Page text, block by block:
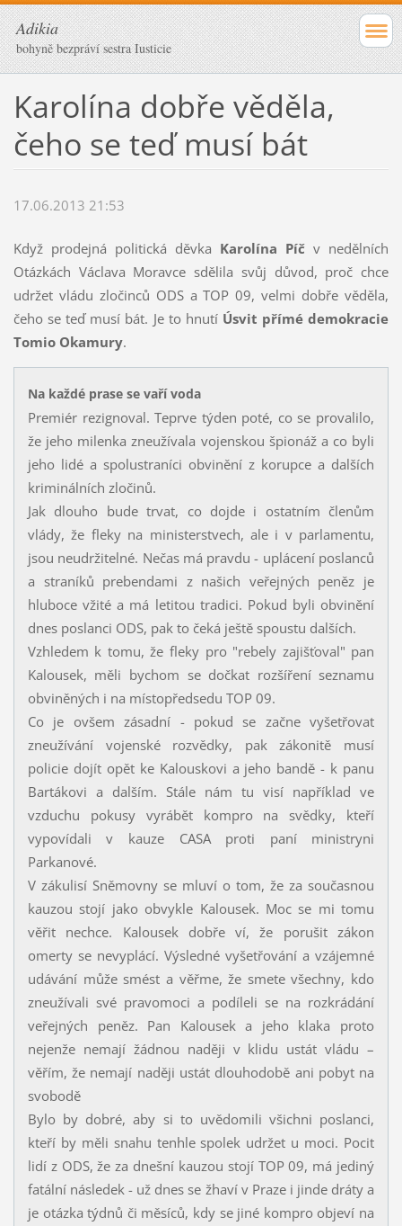
Adikia
bohyně bezpráví sestra Iusticie
Karolína dobře věděla,
čeho se teď musí bát
17.06.2013 21:53
Když prodejná politická děvka Karolína Píčv nedělních
Otázkách Václava Moravce sdělila svůj důvod, proč chce
udržet vládu zločinců ODS a TOP 09, velmi dobře věděla,
čeho se teď musí bát. Je to hnutí Úsvit přímé demokracie
Tomio Okamury.
Na každé prase se vaří voda
Premiér rezignoval. Teprve týden poté, co se provalilo,
že jeho milenka zneužívala vojenskou špionáž a co byli
jeho lidé a spolustraníci obvinění z korupce a dalších
kriminálních zločinů.
Jak dlouho bude trvat, co dojde i ostatním členům
vlády, že fleky na ministerstvech, ale i v parlamentu,
jsou neudržitelné. Nečas má pravdu - uplácení poslanců
a straníků prebendami z našich veřejných peněz je
hluboce vžité a má letitou tradici. Pokud byli obvinění
dnes poslanci ODS, pak to čeká ještě spoustu dalších.
Vzhledem k tomu, že fleky pro "rebely zajišťoval" pan
Kalousek, měli bychom se dočkat rozšíření seznamu
obviněných i na místopředsedu TOP 09.
Co je ovšem zásadní - pokud se začne vyšetřovat
zneužívání vojenské rozvědky, pak zákonitě musí
policie dojít opět ke Kalouskovi a jeho bandě - k panu
Bartákovi a dalším. Stále nám tu visí například ve
vzduchu pokusy vyrábět kompro na svědky, kteří
vypovídali v kauze CASA proti paní ministryni
Parkanové.
V zákulisí Sněmovny se mluví o tom, že za současnou
kauzou stojí jako obvykle Kalousek. Moc se mi tomu
věřit nechce. Kalousek dobře ví, že porušit zákon
omerty se nevyplácí. Výsledné vyšetřování a vzájemné
udávání může smést a věřme, že smete všechny, kdo
zneužívali své pravomoci a podíleli se na rozkrádání
veřejných peněz. Pan Kalousek a jeho klaka proto
nejenže nemají žádnou naději v klidu ustát vládu –
věřím, že nemají naději ustát dlouhodobě ani pobyt na
svobodě
Bylo by dobré, aby si to uvědomili všichni poslanci,
kteří by měli snahu tenhle spolek udržet u moci. Pocit
lidí z ODS, že za dnešní kauzou stojí TOP 09, má jediný
fatální následek - už dnes se žhaví v Praze i jinde dráty a
je otázka týdnů či měsíců, kdy se jiné kompro objeví na